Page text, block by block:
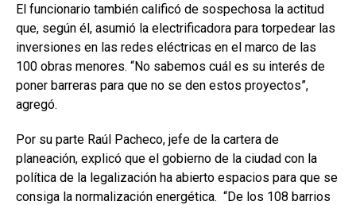
El funcionario también calificó de sospechosa la actitud
que, según él, asumió la electrificadora para torpedear las
inversiones en las redes eléctricas en el marco de las
100 obras menores. “No sabemos cuál es su interés de
poner barreras para que no se den estos proyectos”,
agregó.
Por su parte Raúl Pacheco, jefe de la cartera de
planeación, explicó que el gobierno de la ciudad con la
política de la legalización ha abierto espacios para que se
consiga la normalización energética. “De los 108 barrios